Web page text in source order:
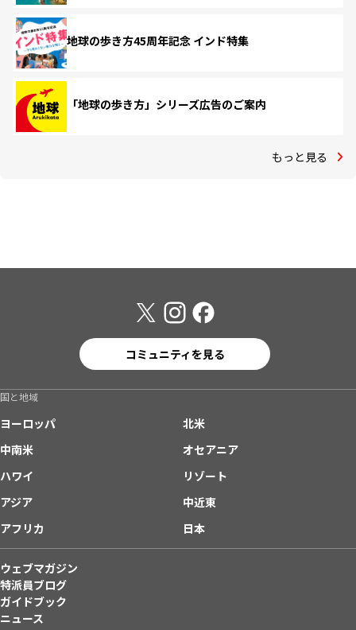
地球の歩き方45周年記念 インド特集
「地球の歩き方」シリーズ広告のご案内
もっと見る
コミュニティを見る
国と地域
ヨーロッパ
北米
中南米
オセアニア
ハワイ
リゾート
アジア
中近東
アフリカ
日本
ウェブマガジン
特派員ブログ
ガイドブック
ニュース